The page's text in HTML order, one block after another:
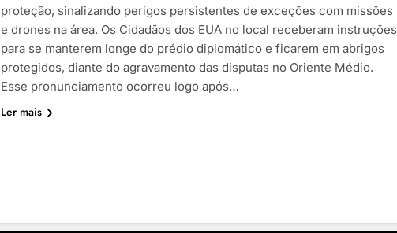
proteção, sinalizando perigos persistentes de exceções com missões
e drones na área. Os Cidadãos dos EUA no local receberam instruções
para se manterem longe do prédio diplomático e ficarem em abrigos
protegidos, diante do agravamento das disputas no Oriente Médio.
Esse pronunciamento ocorreu logo após…
Ler mais